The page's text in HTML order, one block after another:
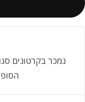
נמכר בקרטונים